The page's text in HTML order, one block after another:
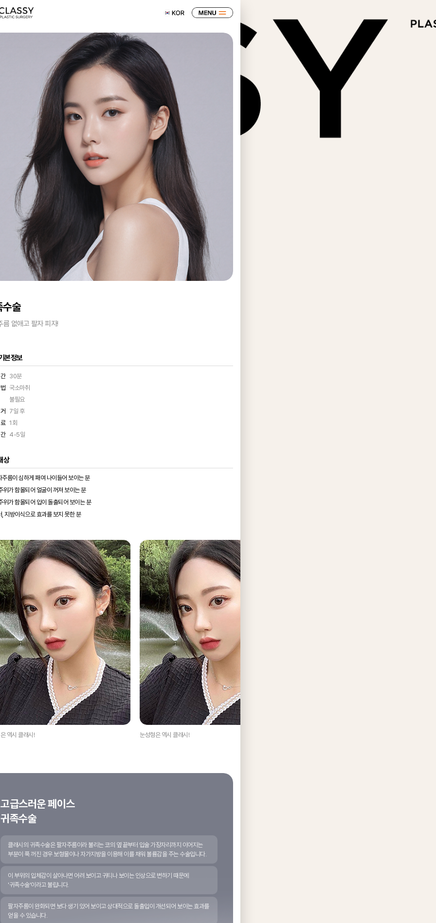
수술
름 없애고 팔자 피자!
본정보
30분
국소마취
불필요
7일 후
1회
4-5일
상
주름이 심하게 패여 나이들어 보이는 분
위가 함몰되어 얼굴이 꺼져 보이는 분
위가 함몰되어 입이 돌출되어 보이는 분
, 지방이식으로 효과를 보지 못한 분
역시 클래시! 눈성형은 역시 클래시!
고급스러운 페이스
귀족수술
클래시의 귀족수술은 팔자주름이라 불리는 코의 옆 끝부터 입술 가장자리까지 이어지는
부분이 푹 꺼진 경우 보형물이나 자가지방을 이용해 이를 채워 볼륨감을 주는 수술입니다.
이 부위의 입체감이 살아나면 어려 보이고 귀티나 보이는 인상으로 변하기 때문에
'귀족수술'이라고 불립니다.
팔자주름이 완화되면 보다 생기 있어 보이고 상대적으로 돌출입이 개선되어 보이는 효과를
얻을 수 있습니다.